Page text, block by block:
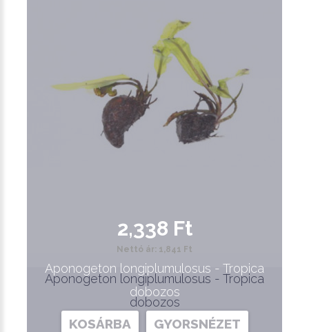
Aponogeton longiplumulosus - Tropica
dobozos
2,338 Ft
Nettó ár: 1,841 Ft
Aponogeton longiplumulosus - Tropica
dobozos
KOSÁRBA GYORSNÉZET